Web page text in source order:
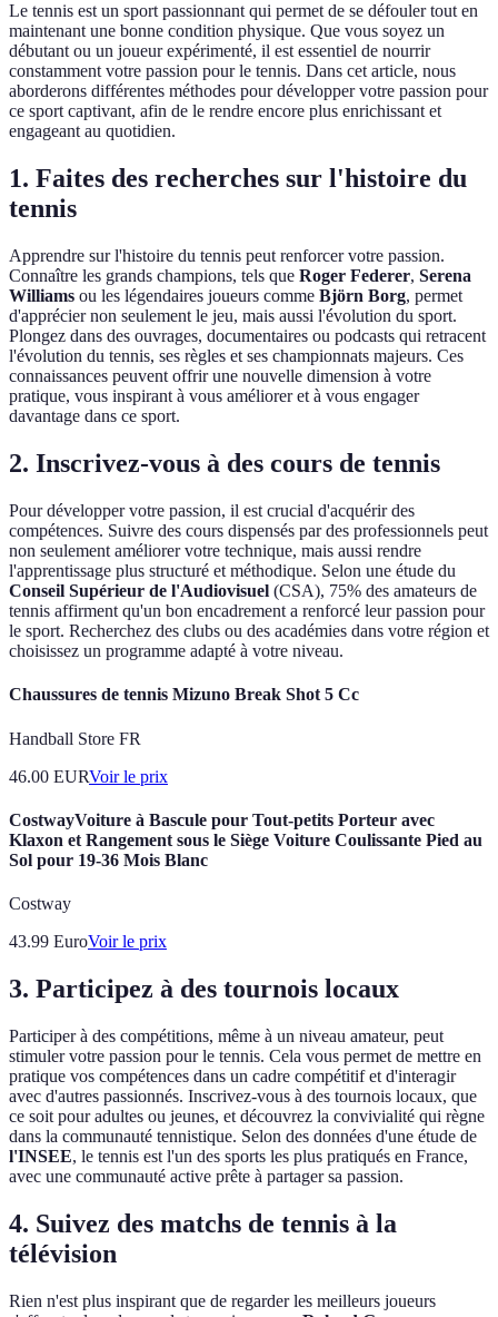
Le tennis est un sport passionnant qui permet de se défouler tout en
maintenant une bonne condition physique. Que vous soyez un
débutant ou un joueur expérimenté, il est essentiel de nourrir
constamment votre passion pour le tennis. Dans cet article, nous
aborderons différentes méthodes pour développer votre passion pour
ce sport captivant, afin de le rendre encore plus enrichissant et
engageant au quotidien.
1. Faites des recherches sur l'histoire du
tennis
Apprendre sur l'histoire du tennis peut renforcer votre passion.
Connaître les grands champions, tels que Roger Federer, Serena
Williams ou les légendaires joueurs comme Björn Borg, permet
d'apprécier non seulement le jeu, mais aussi l'évolution du sport.
Plongez dans des ouvrages, documentaires ou podcasts qui retracent
l'évolution du tennis, ses règles et ses championnats majeurs. Ces
connaissances peuvent offrir une nouvelle dimension à votre
pratique, vous inspirant à vous améliorer et à vous engager
davantage dans ce sport.
2. Inscrivez-vous à des cours de tennis
Pour développer votre passion, il est crucial d'acquérir des
compétences. Suivre des cours dispensés par des professionnels peut
non seulement améliorer votre technique, mais aussi rendre
l'apprentissage plus structuré et méthodique. Selon une étude du
Conseil Supérieur de l'Audiovisuel (CSA), 75% des amateurs de
tennis affirment qu'un bon encadrement a renforcé leur passion pour
le sport. Recherchez des clubs ou des académies dans votre région et
choisissez un programme adapté à votre niveau.
Chaussures de tennis Mizuno Break Shot 5 Cc
Handball Store FR
46.00 EURVoir le prix
CostwayVoiture à Bascule pour Tout-petits Porteur avec
Klaxon et Rangement sous le Siège Voiture Coulissante Pied au
Sol pour 19-36 Mois Blanc
Costway
43.99 EuroVoir le prix
3. Participez à des tournois locaux
Participer à des compétitions, même à un niveau amateur, peut
stimuler votre passion pour le tennis. Cela vous permet de mettre en
pratique vos compétences dans un cadre compétitif et d'interagir
avec d'autres passionnés. Inscrivez-vous à des tournois locaux, que
ce soit pour adultes ou jeunes, et découvrez la convivialité qui règne
dans la communauté tennistique. Selon des données d'une étude de
l'INSEE, le tennis est l'un des sports les plus pratiqués en France,
avec une communauté active prête à partager sa passion.
4. Suivez des matchs de tennis à la
télévision
Rien n'est plus inspirant que de regarder les meilleurs joueurs